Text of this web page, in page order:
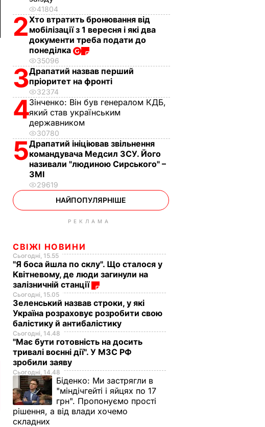
41804
2Хто втратить бронювання від
мобілізації з 1 вересня і які два
документи треба подати до
понеділка
35096
3Драпатий назвав перший
пріоритет на фронті
32374
4Зінченко: Він був генералом КДБ,
який став українським
державником
30780
5Драпатий ініціював звільнення
командувача Медсил ЗСУ. Його
називали "людиною Сирського" –
ЗМІ
29619
НАЙПОПУЛЯРНІШЕ
РЕКЛАМА
СВІЖІ НОВИНИ
Сьогодні, 15.55
"Я боса йшла по склу". Що сталося у
Квітневому, де люди загинули на
залізничній станції
Сьогодні, 15.05
Зеленський назвав строки, у які
Україна розраховує розробити свою
балістику й антибалістику
Сьогодні, 14.48
"Має бути готовність на досить
тривалі воєнні дії". У МЗС РФ
зробили заяву
Сьогодні, 14.48
Біденко: Ми застрягли в
"міндічгейті і яйцях по 17
грн". Пропонуємо прості
рішення, а від влади хочемо
складних